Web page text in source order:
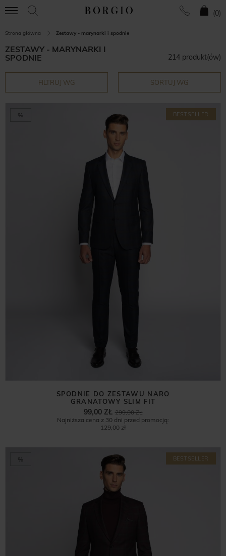
(0)
Strona główna Zestawy - marynarki i spodnie
ZESTAWY - MARYNARKI I
SPODNIE
FILTRUJ WG SORTUJ WG
214 produkt(ów)
BESTSELLER
%
SPODNIE DO ZESTAWU NARO
GRANATOWY SLIM FIT
299,00 ZŁ
99,00 ZŁ
Najniższa cena z 30 dni przed promocją:
129,00 zł
BESTSELLER
%